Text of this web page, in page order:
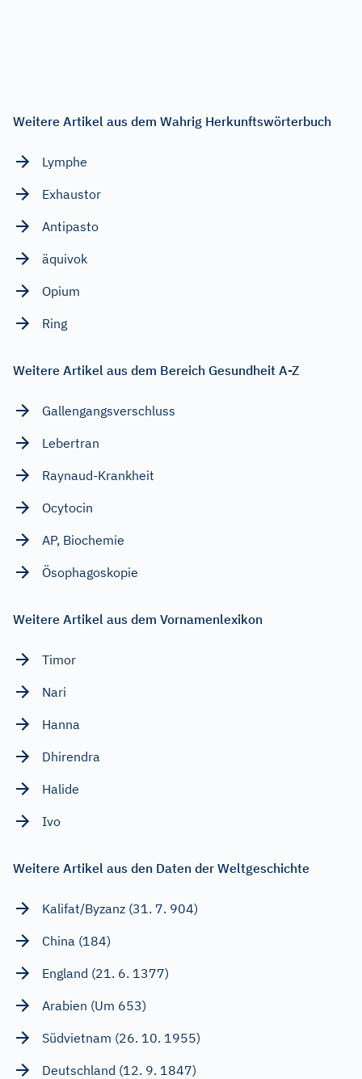
Weitere Artikel aus dem Wahrig Herkunftswörterbuch
Lymphe
Exhaustor
Antipasto
äquivok
Opium
Ring
Weitere Artikel aus dem Bereich Gesundheit A-Z
Gallengangsverschluss
Lebertran
Raynaud-Krankheit
Ocytocin
AP, Biochemie
Ösophagoskopie
Weitere Artikel aus dem Vornamenlexikon
Timor
Nari
Hanna
Dhirendra
Halide
Ivo
Weitere Artikel aus den Daten der Weltgeschichte
Kalifat/Byzanz (31. 7. 904)
China (184)
England (21. 6. 1377)
Arabien (Um 653)
Südvietnam (26. 10. 1955)
Deutschland (12. 9. 1847)